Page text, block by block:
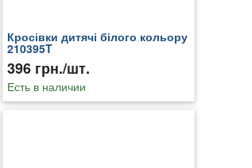
Кросівки дитячі білого кольору
210395T
396 грн./шт.
Есть в наличии